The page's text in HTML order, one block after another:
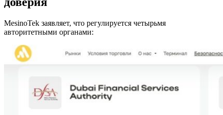
MesinoTek заявляет, что регулируется четырьмя
авторитетными органами: